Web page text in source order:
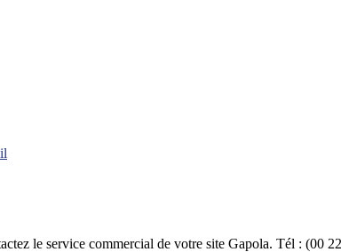
le service commercial de votre site Gapola. Tél :